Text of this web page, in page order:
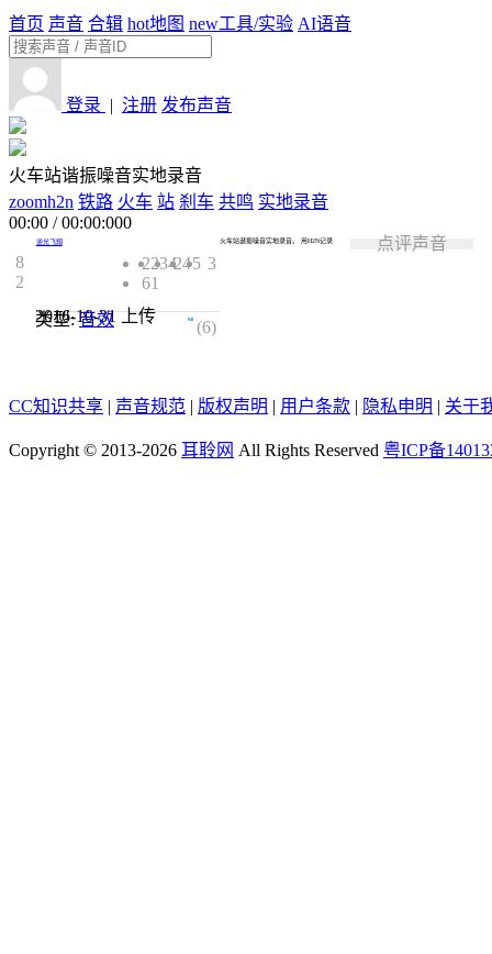
首页 声音 合辑 hot地图 new工具/实验 AI语音
登录 | 注册 发布声音
火车站谐振噪音实地录音
zoomh2n 铁路 火车 站 刹车 共鸣 实地录音
00:00 /00:00:000
8
2
逆光飞翔
2234245 3
61
2016-10-31上传
类型:音效 4.5
(6)
火车站谐振噪音实地录音。 用H2N记录 点评声音
CC知识共享 | 声音规范 | 版权声明 | 用户条款 | 隐私申明 | 关于
Copyright © 2013-2026 耳聆网 All Rights Reserved 粤ICP备